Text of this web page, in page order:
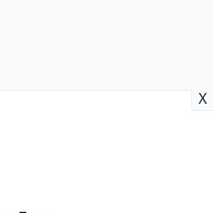
X